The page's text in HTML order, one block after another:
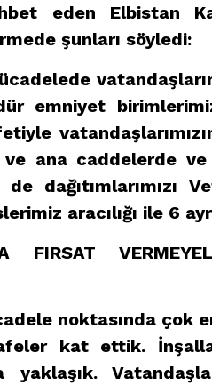
eden Elbistan
şunları söyledi:
emniyet
ana caddelerde ve
de dağıtımlarımızı
aracılığı ile 6
FIRSAT
noktasında çok
kat ettik.